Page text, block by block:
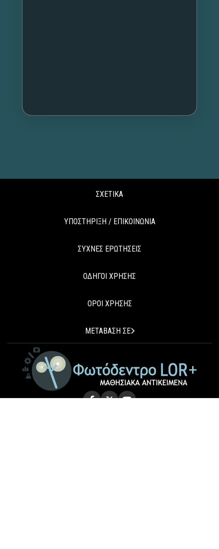
ΣΧΕΤΙΚΑ
ΥΠΟΣΤΗΡΙΞΗ / ΕΠΙΚΟΙΝΩΝΙΑ
ΣΥΧΝΕΣ ΕΡΩΤΗΣΕΙΣ
ΟΔΗΓΟΙ ΧΡΗΣΗΣ
ΟΡΟΙ ΧΡΗΣΗΣ
ΜΕΤΑΒΑΣΗ ΣΕ